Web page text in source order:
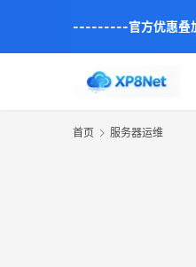
---------官方优惠叠加
首页 服务器运维